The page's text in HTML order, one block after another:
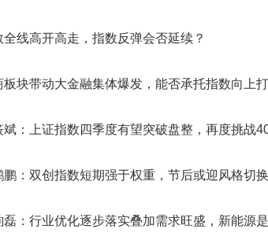
全线高开高走，指数反弹会否延续？
板块带动大金融集体爆发，能否承托指数向上
斌：上证指数四季度有望突破盘整，再度挑战
鹏：双创指数短期强于权重，节后或迎风格切换
磊：行业优化逐步落实叠加需求旺盛，新能源是